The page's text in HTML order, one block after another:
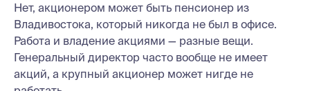
Нет, акционером может быть пенсионер из
Владивостока, который никогда не был в офисе.
Работа и владение акциями — разные вещи.
Генеральный директор часто вообще не имеет
акций, а крупный акционер может нигде не